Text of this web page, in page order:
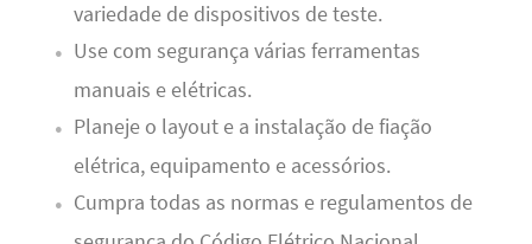
variedade de dispositivos de teste.
Use com segurança várias ferramentas
manuais e elétricas.
Planeje o layout e a instalação de fiação
elétrica, equipamento e acessórios.
Cumpra todas as normas e regulamentos de